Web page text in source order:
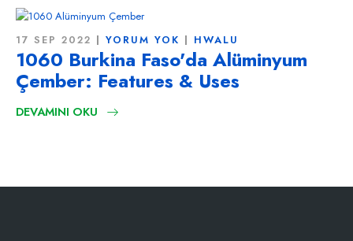
17 SEP 2022 YORUM YOK HWALU
1060 Burkina Faso'da Alüminyum
Çember: Features & Uses
DEVAMINI OKU